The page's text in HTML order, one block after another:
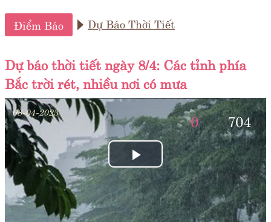
Điểm Báo Dự Báo Thời Tiết
Dự báo thời tiết ngày 8/4: Các tỉnh phía
Bắc trời rét, nhiều nơi có mưa
08-04-2023 0 704
Play
Video